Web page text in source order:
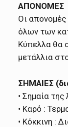
ΑΠΟΝΟΜΕΣ
Οι
όλων των
Κύπελλα θα
μετάλλια
ΣΗΜΑΙΕΣ
• Σημαία της
• Καρό :
• Κόκκινη :